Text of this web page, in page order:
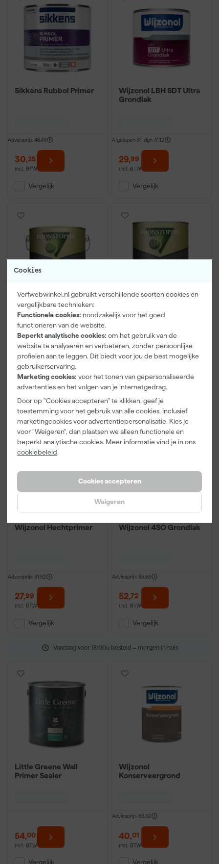
Cookies
Verfwebwinkel.nl gebruikt verschillende soorten cookies en
vergelijkbare technieken:
Functionele cookies: noodzakelijk voor het goed
functioneren van de website.
Beperkt analytische cookies: om het gebruik van de
website te analyseren en verbeteren, zonder persoonlijke
profielen aan te leggen. Dit biedt voor jou de best mogelijke
gebruikerservaring.
Marketing cookies: voor het tonen van gepersonaliseerde
advertenties en het volgen van je internetgedrag.
Door op "Cookies accepteren" te klikken, geef je
toestemming voor het gebruik van alle cookies, inclusief
marketingcookies voor advertentiepersonalisatie. Kies je
voor "Weigeren", dan plaatsen we alleen functionele en
beperkt analytische cookies. Meer informatie vind je in ons
cookiebeleid.
Cookies accepteren
Weigeren
Vandaag voor 18:00u besteld = morgen in huis
Sikkens Rubbol Primer
Adviesprijs 48,49
30,25
incl. BTW
Vergelijk
Wijzonol LBH SDT Ultra
Grondlak
Afgelopen 30 dgn 31,12
29,99
incl. BTW
Vergelijk
Boonstoppel Garantie
Grondlakverf 2001
Adviesprijs 74,50
48,30
incl. BTW
Vergelijk
Snelgrond
Adviesprijs 70,50
45,57
incl. BTW
Vergelijk
Wijzonol Hechtprimer
Adviesprijs 31,52
27,99
incl. BTW
Vergelijk
Wijzonol 4SO Grondlak
Adviesprijs 83,68
52,72
incl. BTW
Vergelijk
Little Greene Wall
Primer Sealer
54,00
incl. BTW
Vergelijk
Wijzonol
Konserveergrond
Adviesprijs 63,52
40,01
incl. BTW
Vergelijk